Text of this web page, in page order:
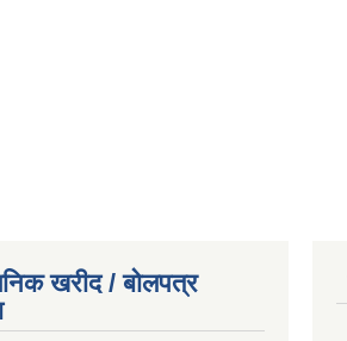
खरीद / बोलपत्र